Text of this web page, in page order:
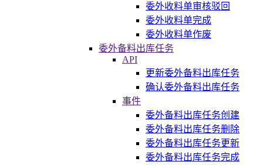
委外收料单审核驳回
委外收料单完成
委外收料单作废
委外备料出库任务
API
更新委外备料出库任务
确认委外备料出库任务
事件
委外备料出库任务创建
委外备料出库任务删除
委外备料出库任务更新
委外备料出库任务完成